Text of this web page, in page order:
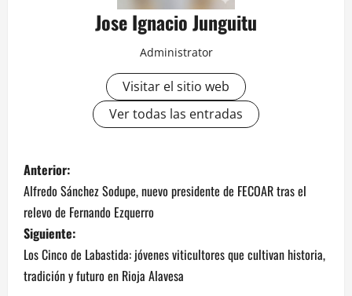
Jose Ignacio Junguitu
Administrator
Visitar el sitio web
Ver todas las entradas
N
a
v
e
Anterior:
Alfredo Sánchez Sodupe, nuevo presidente de FECOAR tras el
relevo de Fernando Ezquerro
Siguiente:
Los Cinco de Labastida: jóvenes viticultores que cultivan historia,
tradición y futuro en Rioja Alavesa